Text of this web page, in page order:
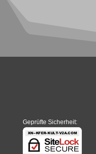
Geprüfte Sicherheit: